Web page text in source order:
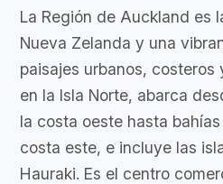
La Región de Auckland es
Nueva Zelanda y una
paisajes urbanos, costeros
en la Isla Norte, abarca
la costa oeste hasta
costa este, e incluye las
Hauraki. Es el centro